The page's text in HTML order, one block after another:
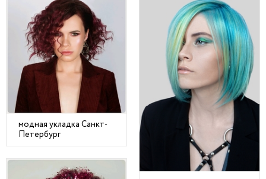
модная укладка Санкт-
Петербург